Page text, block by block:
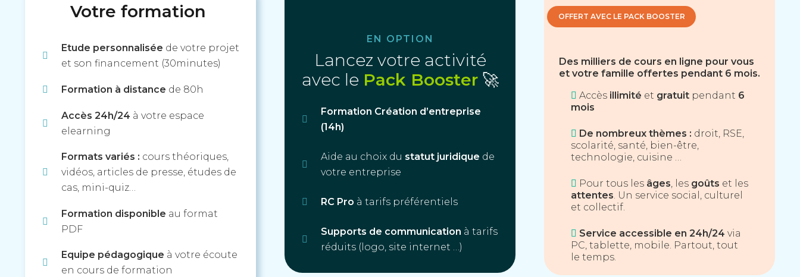
Votre formation
Etude personnalisée de votre projet
et son financement (30minutes)
Formation à distance de 80h
Accès 24h/24 à votre espace
elearning
Formats variés : cours théoriques,
vidéos, articles de presse, études de
cas, mini-quiz…
Formation disponible au format
PDF
Equipe pédagogique à votre écoute
en cours de formation
EN OPTION
Lancez votre activité
avec le Pack Booster🚀
Formation Création d’entreprise
(14h)
Aide au choix du statut juridique de
votre entreprise
RC Pro à tarifs préférentiels
Supports de communication à tarifs
réduits (logo, site internet …)
OFFERT AVEC LE PACK BOOSTER
Des milliers de cours en ligne pour vous
et votre famille offertes pendant 6 mois.
Accès illimité et gratuit pendant 6
mois
De nombreux thèmes : droit, RSE,
scolarité, santé, bien-être,
technologie, cuisine …
Pour tous les âges, les goûts et les
attentes. Un service social, culturel
et collectif.
Service accessible en 24h/24 via
PC, tablette, mobile. Partout, tout
le temps.